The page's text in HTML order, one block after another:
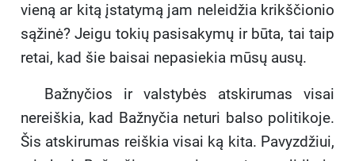
vieną ar kitą įstatymą jam neleidžia krikščionio
sąžinė? Jeigu tokių pasisakymų ir bū­ta, tai taip
retai, kad šie baisai nepasiekia mūsų ausų.
Bažnyčios ir valstybės atskirumas visai
nereiškia, kad Bažnyčia neturi balso politikoje.
Šis atskirumas reiškia visai ką kita. Pavyzdžiui,